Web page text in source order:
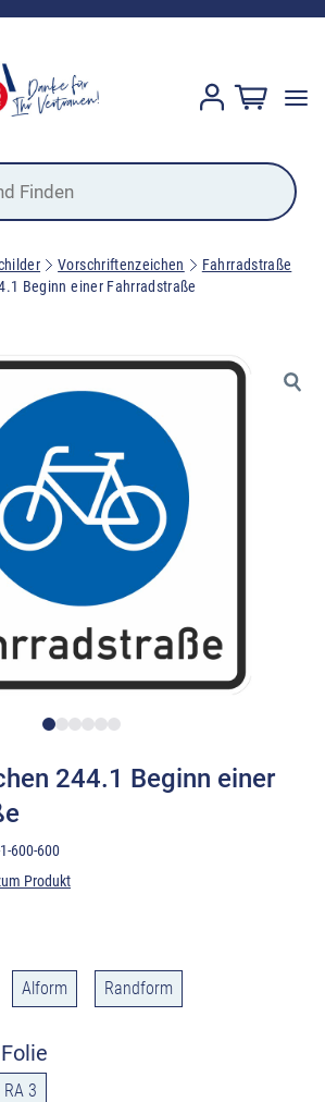
Vorschriftenzeichen
Fahrradstraße
Beginn einer Fahrradstraße
244.1 Beginn einer
600-600
Produkt
Alform Randform
RA 3